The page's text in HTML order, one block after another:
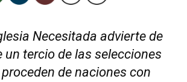
Necesitada advierte de
un tercio de las selecciones
de naciones con